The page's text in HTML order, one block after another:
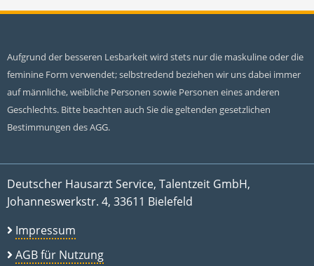
Aufgrund der besseren Lesbarkeit wird stets nur die maskuline oder die
feminine Form verwendet; selbstredend beziehen wir uns dabei immer
auf männliche, weibliche Personen sowie Personen eines anderen
Geschlechts. Bitte beachten auch Sie die geltenden gesetzlichen
Bestimmungen des AGG.
Deutscher Hausarzt Service, Talentzeit GmbH,
Johanneswerkstr. 4, 33611 Bielefeld
Impressum
AGB für Nutzung